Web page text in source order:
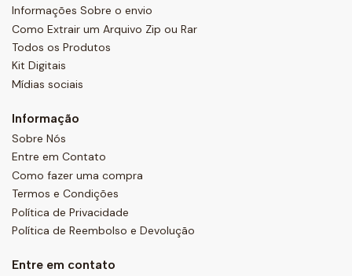
Informações Sobre o envio
Como Extrair um Arquivo Zip ou Rar
Todos os Produtos
Kit Digitais
Mídias sociais
Informação
Sobre Nós
Entre em Contato
Como fazer uma compra
Termos e Condições
Política de Privacidade
Política de Reembolso e Devolução
Entre em contato